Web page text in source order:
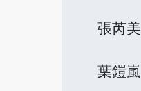
張芮美
葉鎧嵐